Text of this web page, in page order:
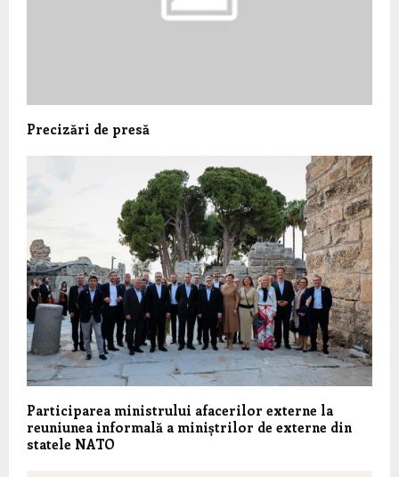
Precizări de presă
Participarea ministrului afacerilor externe la
reuniunea informală a miniștrilor de externe din
statele NATO